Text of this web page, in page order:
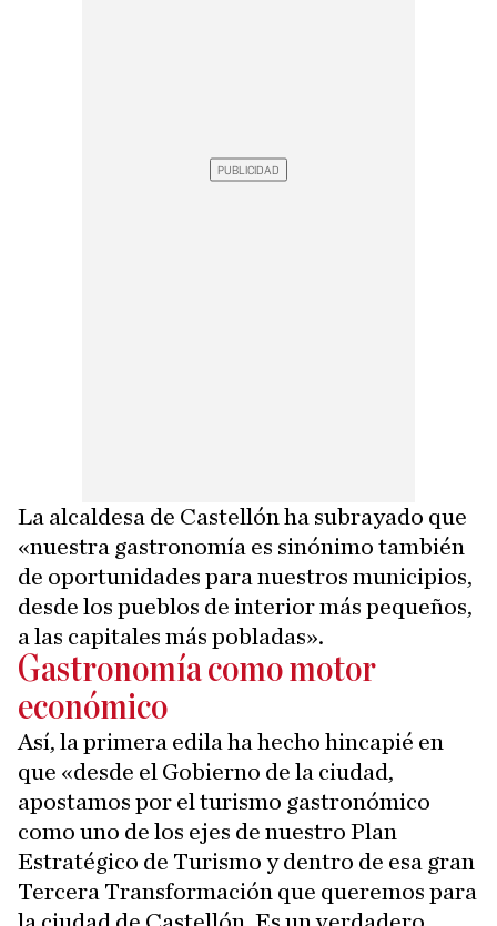
La alcaldesa de Castellón ha subrayado que
«nuestra gastronomía es sinónimo también
de oportunidades para nuestros municipios,
desde los pueblos de interior más pequeños,
a las capitales más pobladas».
Gastronomía como motor
económico
Así, la primera edila ha hecho hincapié en
que «desde el Gobierno de la ciudad,
apostamos por el turismo gastronómico
como uno de los ejes de nuestro Plan
Estratégico de Turismo y dentro de esa gran
Tercera Transformación que queremos para